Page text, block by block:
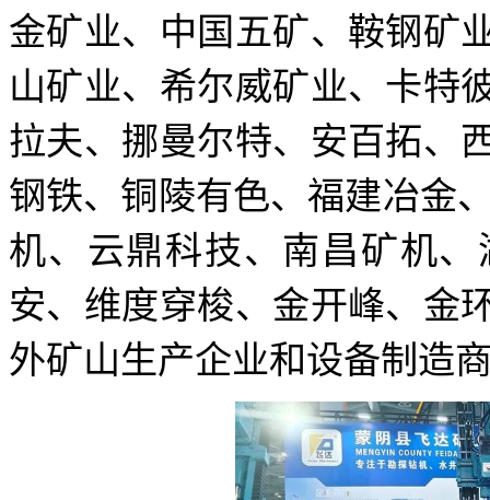
金矿业、中国五矿、鞍钢矿
山矿业、希尔威矿业、卡特
拉夫、挪曼尔特、安百拓、
钢铁、铜陵有色、福建冶金
机、云鼎科技、南昌矿机
安、维度穿梭、金开峰、金
外矿山生产企业和设备制造